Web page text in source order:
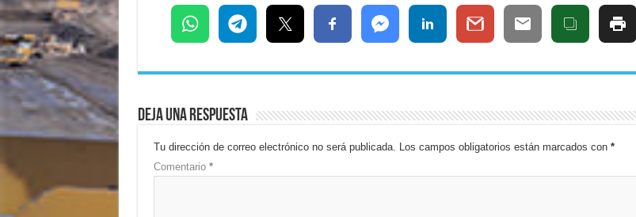
Deja una respuesta
Tu dirección de correo electrónico no será publicada. Los campos obligatorios están marcados con *
Comentario *